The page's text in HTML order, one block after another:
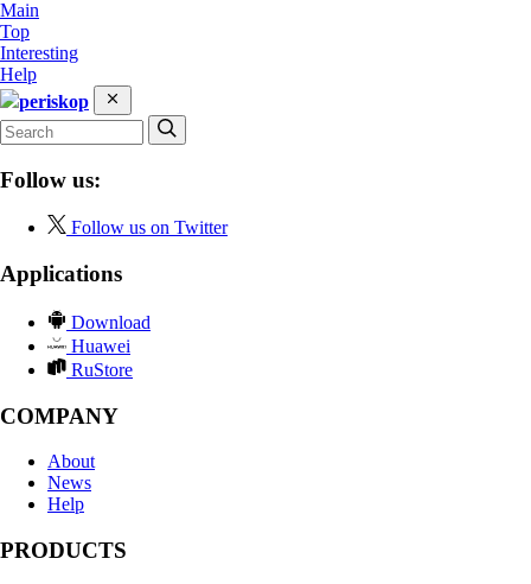
Main
Top
Interesting
Help
periskop
Follow us:
Follow us on Twitter
Applications
Download
Huawei
RuStore
COMPANY
About
News
Help
PRODUCTS